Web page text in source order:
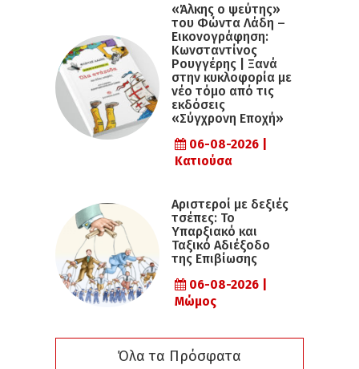
«Άλκης ο ψεύτης»
του Φώντα Λάδη –
Εικονογράφηση:
Κωνσταντίνος
Ρουγγέρης | Ξανά
στην κυκλοφορία με
νέο τόμο από τις
εκδόσεις
«Σύγχρονη Εποχή»
06-08-2026 |
Κατιούσα
Αριστεροί με δεξιές
τσέπες: Το
Υπαρξιακό και
Ταξικό Αδιέξοδο
της Επιβίωσης
06-08-2026 |
Μώμος
Όλα τα Πρόσφατα